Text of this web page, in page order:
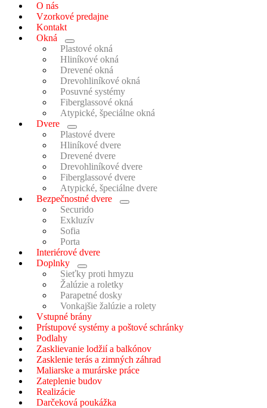
O nás
Vzorkové predajne
Kontakt
Okná
Menu
Toggle
Plastové okná
Hliníkové okná
Drevené okná
Drevohliníkové okná
Posuvné systémy
Fiberglassové okná
Atypické, špeciálne okná
Dvere
Menu
Toggle
Plastové dvere
Hliníkové dvere
Drevené dvere
Drevohliníkové dvere
Fiberglassové dvere
Atypické, špeciálne dvere
Bezpečnostné dvere
Menu
Securido
Exkluzív
Sofia
Porta
Interiérové dvere
Doplnky
Menu
Toggle
Sieťky proti hmyzu
Žalúzie a roletky
Parapetné dosky
Vonkajšie žalúzie a rolety
Vstupné brány
Prístupové systémy a poštové schránky
Podlahy
Zasklievanie lodžií a balkónov
Zasklenie terás a zimných záhrad
Maliarske a murárske práce
Zateplenie budov
Realizácie
Darčeková poukážka